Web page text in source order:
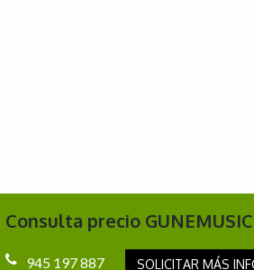
Consulta precio GUNEMUSIC
945 197 887 SOLICITAR MÁS